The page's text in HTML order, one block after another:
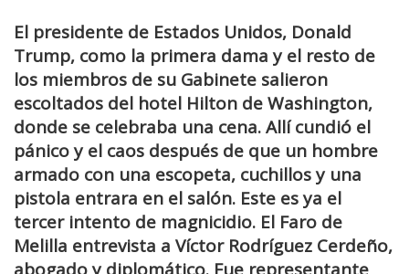
El presidente de Estados Unidos, Donald
Trump, como la primera dama y el resto de
los miembros de su Gabinete salieron
escoltados del hotel Hilton de Washington,
donde se celebraba una cena. Allí cundió el
pánico y el caos después de que un hombre
armado con una escopeta, cuchillos y una
pistola entrara en el salón. Este es ya el
tercer intento de magnicidio. El Faro de
Melilla entrevista a Víctor Rodríguez Cerdeño,
abogado y diplomático. Fue representante